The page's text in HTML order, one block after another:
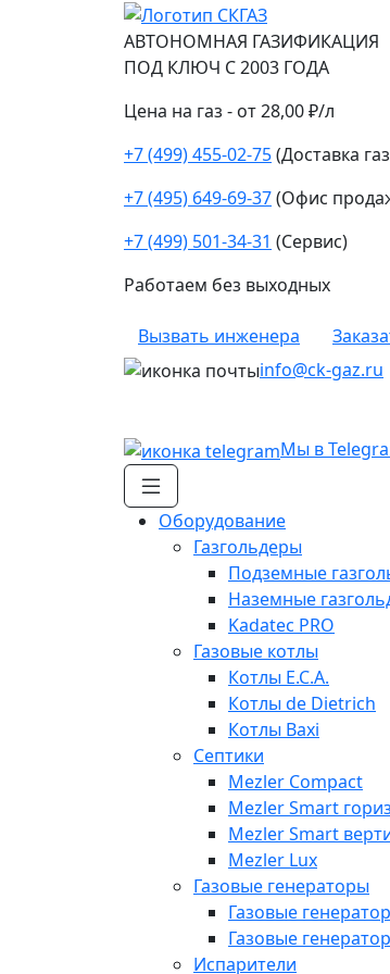
АВТОНОМНАЯ ГАЗИФИКАЦИЯ
ПОД КЛЮЧ С 2003 ГОДА
Цена на газ - от 28,00 ₽/л
+7 (499) 455-02-75(Доставка
+7 (495) 649-69-37(Офис
+7 (499) 501-34-31 (Сервис)
Работаем без выходных
Вызвать инженера
info@ck-gaz.ru
Мы в
Оборудование
Газгольдеры
Подземные
Наземные
Kadatec PRO
Газовые котлы
Котлы E.C.A.
Котлы de Dietrich
Котлы Baxi
Септики
Mezler Compact
Mezler Smart
Mezler Smart
Mezler Lux
Газовые генераторы
Газовые
Газовые
Испарители